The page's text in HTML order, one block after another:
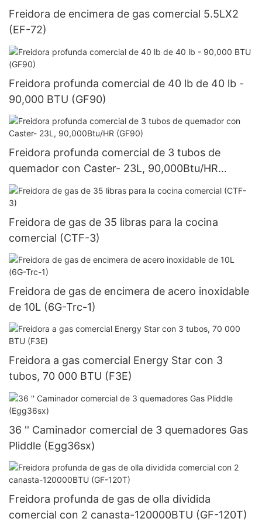
Freidora de encimera de gas comercial 5.5LX2
(EF-72)
Freidora profunda comercial de 40 lb de 40 lb -
90,000 BTU (GF90)
Freidora profunda comercial de 3 tubos de
quemador con Caster- 23L, 90,000Btu/HR
(GF90)
Freidora de gas de 35 libras para la cocina
comercial (CTF-3)
Freidora de gas de encimera de acero inoxidable
de 10L (6G-Trc-1)
Freidora a gas comercial Energy Star con 3
tubos, 70 000 BTU (F3E)
36 '' Caminador comercial de 3 quemadores Gas
Pliddle (Egg36sx)
Freidora profunda de gas de olla dividida
comercial con 2 canasta-120000BTU (GF-120T)